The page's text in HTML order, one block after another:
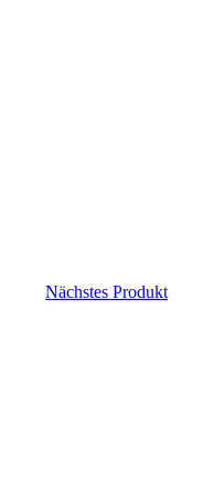
Nächstes Produkt